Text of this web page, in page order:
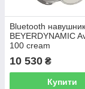
Bluetooth
BEYERDYNAMIC
100 cream
10 530 ₴
Купити